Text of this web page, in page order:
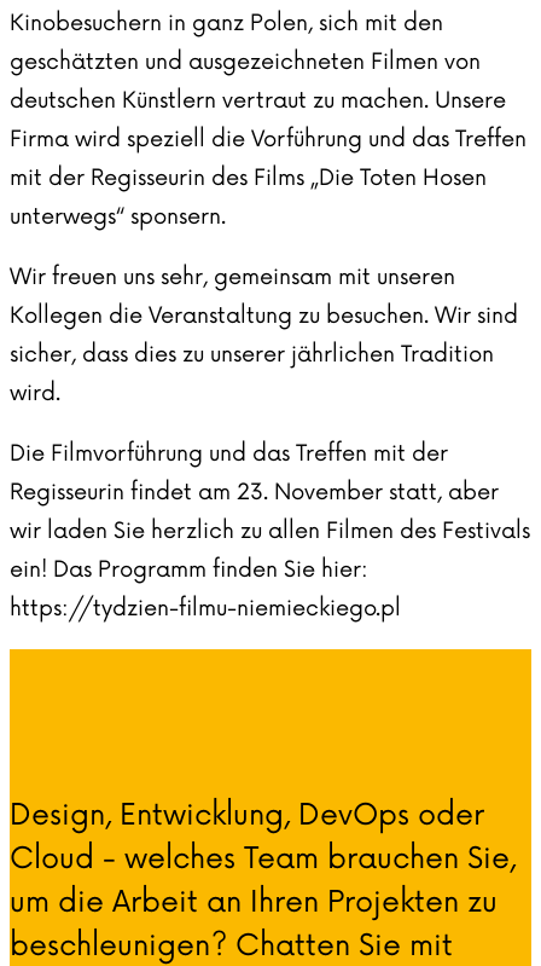
Kinobesuchern in ganz Polen, sich mit den
geschätzten und ausgezeichneten Filmen von
deutschen Künstlern vertraut zu machen. Unsere
Firma wird speziell die Vorführung und das Treffen
mit der Regisseurin des Films „Die Toten Hosen
unterwegs“ sponsern.
Wir freuen uns sehr, gemeinsam mit unseren
Kollegen die Veranstaltung zu besuchen. Wir sind
sicher, dass dies zu unserer jährlichen Tradition
wird.
Die Filmvorführung und das Treffen mit der
Regisseurin findet am 23. November statt, aber
wir laden Sie herzlich zu allen Filmen des Festivals
ein! Das Programm finden Sie hier:
https://tydzien-filmu-niemieckiego.pl
Design, Entwicklung, DevOps oder
Cloud - welches Team brauchen Sie,
um die Arbeit an Ihren Projekten zu
beschleunigen? Chatten Sie mit